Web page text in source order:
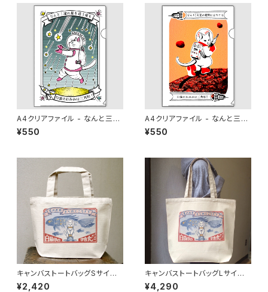
A4クリアファイル - なんと三
角 流星雨
¥550
A4クリアファイル - なんと三
角 火星探検
¥550
キャンバストートバッグSサイズ
- 白猫印の宇宙食 おさかな味
¥2,420
キャンバストートバッグLサイズ -
白猫印の宇宙食 おさかな味
¥4,290